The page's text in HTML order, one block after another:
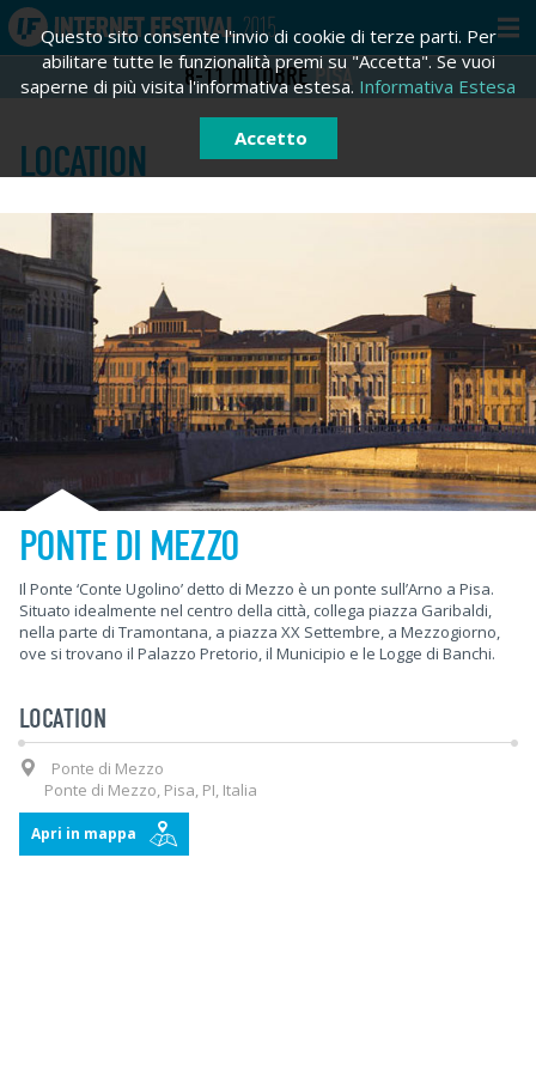
8-11OTTOBREPISA
Registrati
Email *
LOCATION
PONTE DI MEZZO
Il Ponte ‘Conte Ugolino’ detto di Mezzo è un ponte sull’Arno a Pisa.
Situato idealmente nel centro della città, collega piazza Garibaldi,
nella parte di Tramontana, a piazza XX Settembre, a Mezzogiorno,
ove si trovano il Palazzo Pretorio, il Municipio e le Logge di Banchi.
LOCATION
Ponte di Mezzo
Ponte di Mezzo, Pisa, PI, Italia
Apri in mappa
Questo sito consente l'invio di cookie di terze parti. Per
abilitare tutte le funzionalità premi su "Accetta". Se vuoi
saperne di più visita l'informativa estesa. Informativa Estesa
Accetto